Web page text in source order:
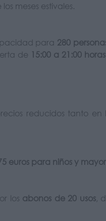
meses estivales.
para 280
de 15:00 a 21:00 horas
reducidos tanto en
euros para niños y
los abonos de 20 usos,